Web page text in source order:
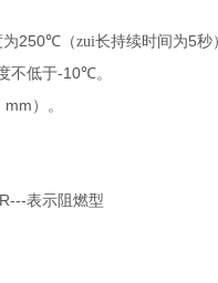
250℃（zui长持续时间为5秒
不低于-10℃。
mm ）。
表示阻燃型